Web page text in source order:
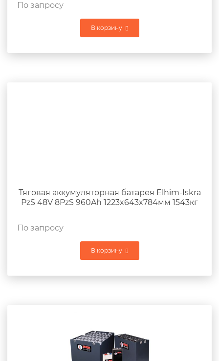
По запросу
В корзину
Тяговая аккумуляторная батарея Elhim-Iskra
PzS 48V 8PzS 960Ah 1223x643x784мм 1543кг
По запросу
В корзину